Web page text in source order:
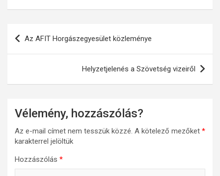
Bejegyzés
navigáció
Az AFIT Horgászegyesület közleménye
Helyzetjelenés a Szövetség vizeiről
Vélemény, hozzászólás?
Az e-mail címet nem tesszük közzé. A kötelező mezőket *
karakterrel jelöltük
Hozzászólás *